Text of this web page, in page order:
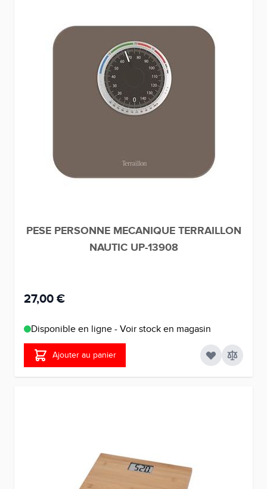
PESE PERSONNE MECANIQUE TERRAILLON
NAUTIC UP-13908
27,00 €
Disponible en ligne - Voir stock en magasin
Ajouter au panier